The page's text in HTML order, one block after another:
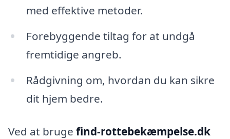
med effektive metoder.
Forebyggende tiltag for at undgå
fremtidige angreb.
Rådgivning om, hvordan du kan sikre
dit hjem bedre.
Ved at bruge find-rottebekæmpelse.dk